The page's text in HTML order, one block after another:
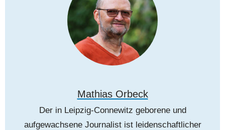
Mathias Orbeck
Der in Leipzig-Connewitz geborene und
aufgewachsene Journalist ist leidenschaftlicher